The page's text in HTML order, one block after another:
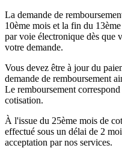
La demande de
10ème mois et la fin du
par voie électronique dès que
votre demande.
Vous devez être à jour du
demande de remboursement
Le remboursement
cotisation.
À l'issue du 25ème mois de
effectué sous un délai de 2
acceptation par nos services.